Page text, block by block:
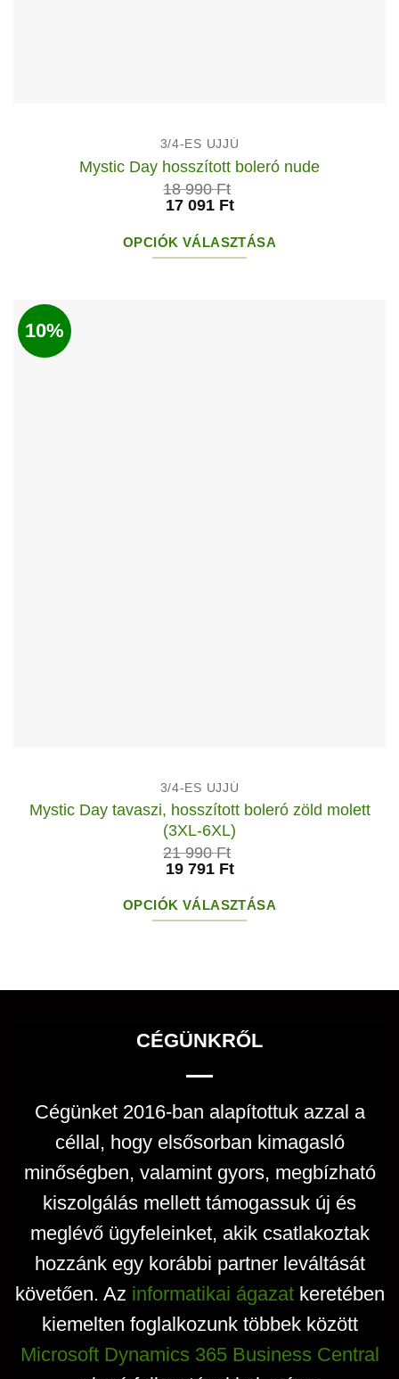
3/4-ES UJJÚ
Mystic Day hosszított boleró nude
18 990Ft
17 091 Ft
OPCIÓK VÁLASZTÁSA
10%
3/4-ES UJJÚ
Mystic Day tavaszi, hosszított boleró zöld molett
(3XL-6XL)
21 990Ft
19 791 Ft
OPCIÓK VÁLASZTÁSA
terméknek
variációja
változatok
a
termékoldalon
választhatók
CÉGÜNKRŐL
Cégünket 2016-ban alapítottuk azzal a
céllal, hogy elsősorban kimagasló
minőségben, valamint gyors, megbízható
kiszolgálás mellett támogassuk új és
meglévő ügyfeleinket, akik csatlakoztak
hozzánk egy korábbi partner leváltását
követően. Az informatikai ágazatkeretében
kiemelten foglalkozunk többek között
Microsoft Dynamics 365 Business Central